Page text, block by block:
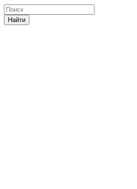
Найти